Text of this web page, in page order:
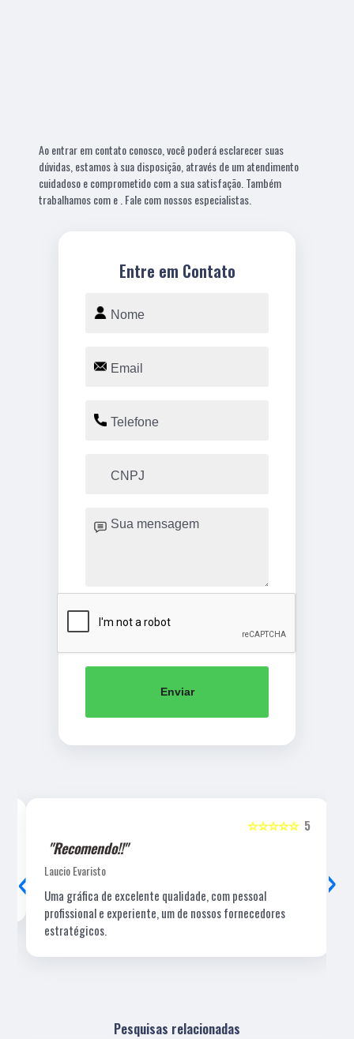
Ao entrar em contato conosco, você poderá esclarecer suas
dúvidas, estamos à sua disposição, através de um atendimento
cuidadoso e comprometido com a sua satisfação. Também
trabalhamos com e . Fale com nossos especialistas.
Entre em Contato
Enviar
5
☆☆☆☆☆
"Recomendo!!"
Laucio Evaristo
Uma gráfica de excelente qualidade, com pessoal
profissional e experiente, um de nossos fornecedores
estratégicos.
‹ ›
Pesquisas relacionadas